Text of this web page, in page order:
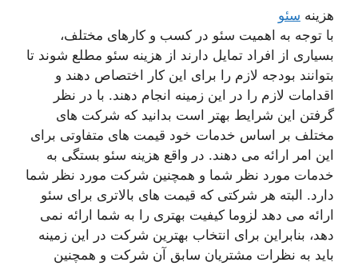
هزینه سئو
با توجه به اهمیت سئو در کسب و کارهای مختلف،
بسیاری از افراد تمایل دارند از هزینه سئو مطلع شوند تا
بتوانند بودجه لازم را برای این کار اختصاص دهند و
اقدامات لازم را در این زمینه انجام دهند. با در نظر
گرفتن این شرایط بهتر است بدانید که شرکت های
مختلف بر اساس خدمات خود قیمت های متفاوتی برای
این امر ارائه می دهند. در واقع هزینه سئو بستگی به
خدمات مورد نظر شما و همچنین شرکت مورد نظر شما
دارد. البته هر شرکتی که قیمت های بالاتری برای سئو
ارائه می دهد لزوما کیفیت بهتری را به شما ارائه نمی
دهد، بنابراین برای انتخاب بهترین شرکت در این زمینه
باید به نظرات مشتریان سابق آن شرکت و همچنین